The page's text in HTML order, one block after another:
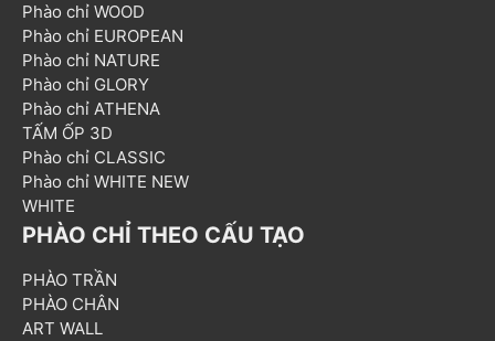
Phào chỉ WOOD
Phào chỉ EUROPEAN
Phào chỉ NATURE
Phào chỉ GLORY
Phào chỉ ATHENA
TẤM ỐP 3D
Phào chỉ CLASSIC
Phào chỉ WHITE NEW
WHITE
PHÀO CHỈ THEO CẤU TẠO
PHÀO TRẦN
PHÀO CHÂN
ART WALL